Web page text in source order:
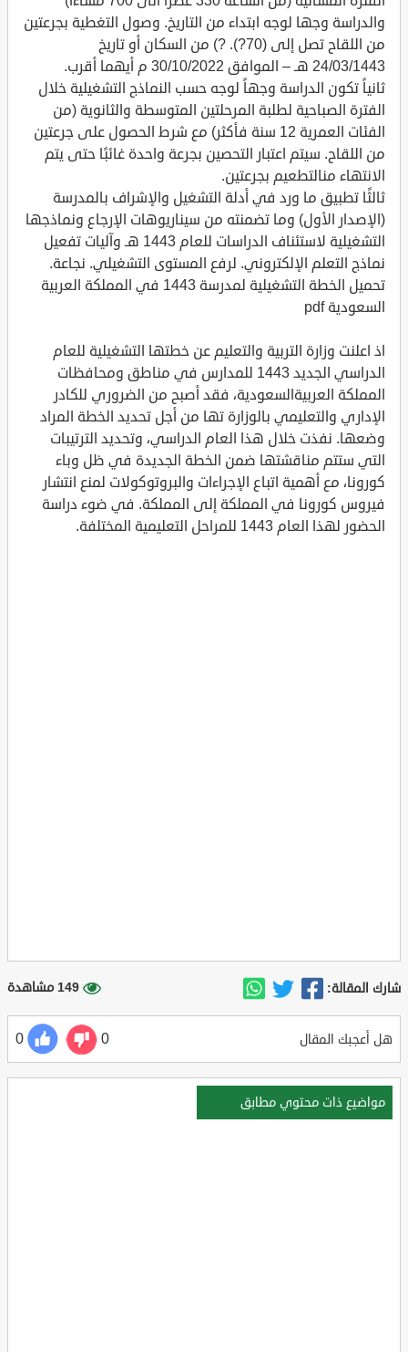
والدراسة وجها لوجه ابتداء من التاريخ. وصول التغطية بجرعتين
من اللقاح تصل إلى (70?). ?) من السكان أو تاريخ
24/03/1443 هـ – الموافق 30/10/2022 م أيهما أقرب.
ثانياً تكون الدراسة وجهاً لوجه حسب النماذج التشغيلية خلال
الفترة الصباحية لطلبة المرحلتين المتوسطة والثانوية (من
الفئات العمرية 12 سنة فأكثر) مع شرط الحصول على جرعتين
من اللقاح. سيتم اعتبار التحصين بجرعة واحدة غائبًا حتى يتم
الانتهاء منالتطعيم بجرعتين.
ثالثًا تطبيق ما ورد في أدلة التشغيل والإشراف بالمدرسة
(الإصدار الأول) وما تضمنته من سيناريوهات الإرجاع ونماذجها
التشغيلية لاستئناف الدراسات للعام 1443 هـ وآليات تفعيل
نماذج التعلم الإلكتروني. لرفع المستوى التشغيلي. نجاعة.
تحميل الخطة التشغيلية لمدرسة 1443 في المملكة العربية
السعودية pdf
اذ اعلنت وزارة التربية والتعليم عن خطتها التشغيلية للعام
الدراسي الجديد 1443 للمدارس في مناطق ومحافظات
المملكة العربيةالسعودية، فقد أصبح من الضروري للكادر
الإداري والتعليمي بالوزارة تها من أجل تحديد الخطة المراد
وضعها. نفذت خلال هذا العام الدراسي، وتحديد الترتيبات
التي ستتم مناقشتها ضمن الخطة الجديدة في ظل وباء
كورونا، مع أهمية اتباع الإجراءات والبروتوكولات لمنع انتشار
فيروس كورونا في المملكة إلى المملكة. في ضوء دراسة
الحضور لهذا العام 1443 للمراحل التعليمية المختلفة.
شارك المقالة: 149 مشاهدة
هل أعجبك المقال 0
0
مواضيع ذات محتوي مطابق